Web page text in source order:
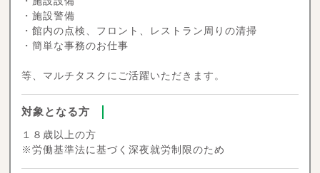
・施設警備
・館内の点検、フロント、レストラン周りの清掃
・簡単な事務のお仕事
等、マルチタスクにご活躍いただきます。
対象となる方
１８歳以上の方
※労働基準法に基づく深夜就労制限のため